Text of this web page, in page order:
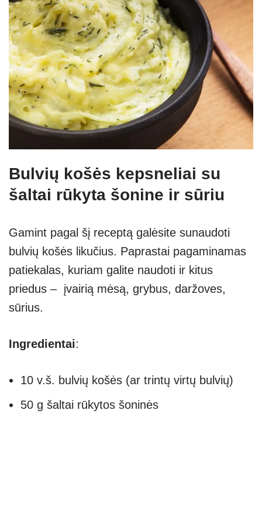
Bulvių košės kepsneliai su
šaltai rūkyta šonine ir sūriu
Gamint pagal šį receptą galėsite sunaudoti
bulvių košės likučius. Paprastai pagaminamas
patiekalas, kuriam galite naudoti ir kitus
priedus – įvairią mėsą, grybus, daržoves,
sūrius.
Ingredientai:
10 v.š. bulvių košės (ar trintų virtų bulvių)
50 g šaltai rūkytos šoninės